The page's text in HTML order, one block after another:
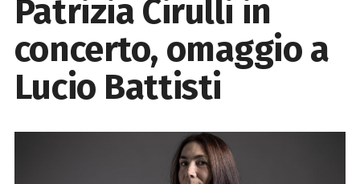
Patrizia Cirulli in
concerto, omaggio a
Lucio Battisti